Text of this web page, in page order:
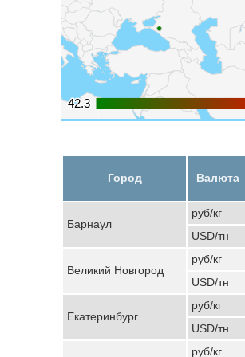
42.3
42.3
Город Валюта
Барнаул
руб/кг
USD/тн
Великий Новгород
руб/кг
USD/тн
Екатеринбург
руб/кг
USD/тн
руб/кг